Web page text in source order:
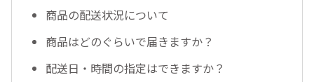
商品の配送状況について
商品はどのぐらいで届きますか？
配送日・時間の指定はできますか？